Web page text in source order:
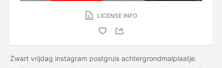
LICENSE INFO
Zwart vrijdag instagram postgruis achtergrondmalplaatje.